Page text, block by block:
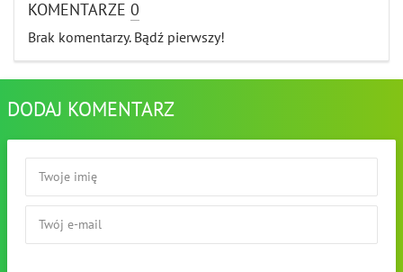
KOMENTARZE 0
Brak komentarzy. Bądź pierwszy!
DODAJ KOMENTARZ